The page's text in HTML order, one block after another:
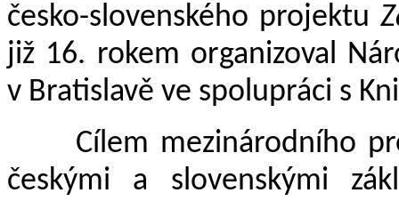
česko-slovenského projektu
již 16. rokem organizoval
v Bratislavě ve spolupráci s
Cílem mezinárodního
českými a slovenskými